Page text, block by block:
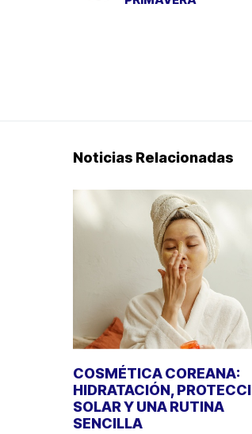
Noticias Relacionadas
COSMÉTICA COREANA:
HIDRATACIÓN,
SOLAR Y UNA RUTINA
SENCILLA